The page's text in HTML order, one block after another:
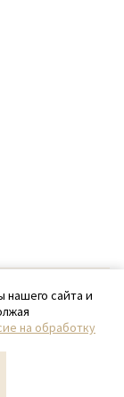
нашего сайта и
на обработку